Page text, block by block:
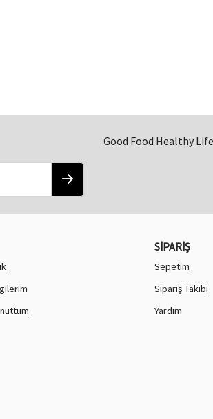
Good Food Healthy Life
SİPARİŞ
Sepetim
Sipariş Takibi
Yardım